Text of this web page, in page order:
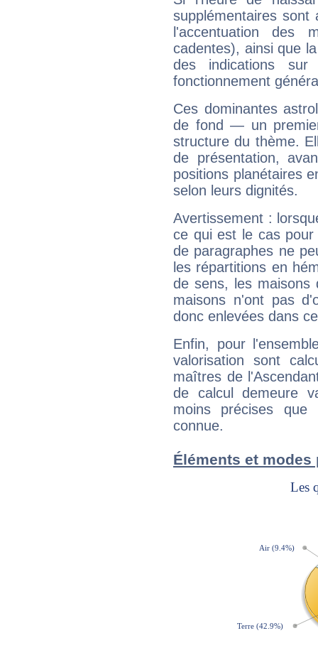
supplémentaires sont
l'accentuation des
cadentes), ainsi que
des indications sur
fonctionnement
Ces dominantes
de fond — un
structure du thème.
de présentation,
positions planétaires
selon leurs dignités.
Avertissement :
ce qui est le cas
de paragraphes ne
les répartitions en
de sens, les maisons
maisons n'ont pas
donc enlevées dans
Enfin, pour
valorisation sont
maîtres de
de calcul demeure
moins précises que
connue.
Éléments et modes